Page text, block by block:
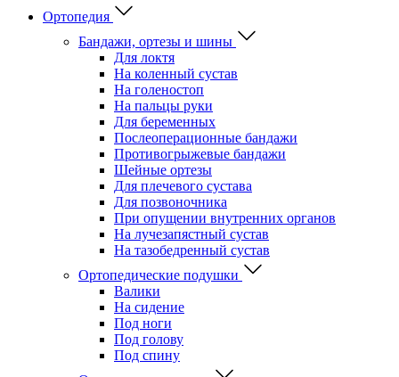
Ортопедия
Бандажи, ортезы и шины
Для локтя
На коленный сустав
На голеностоп
На пальцы руки
Для беременных
Послеоперационные бандажи
Противогрыжевые бандажи
Шейные ортезы
Для плечевого сустава
Для позвоночника
При опущении внутренних органов
На лучезапястный сустав
На тазобедренный сустав
Ортопедические подушки
Валики
На сидение
Под ноги
Под голову
Под спину